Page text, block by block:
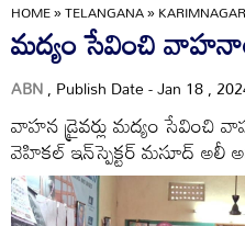
HOME»TELANGANA»KARIMNAGAR
మద్యం సేవించి
ABN, Publish Date - Jan 18 ,
వాహన డ్రైవర్లు మద్యం
వెహికల్‌ ఇన్‌స్పెక్టర్‌ మసూద్‌ అలీ